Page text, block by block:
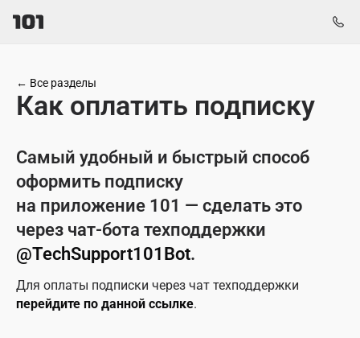
← Все разделы
Как оплатить подписку
Самый удобный и быстрый способ
оформить подписку
на приложение 101 — сделать это
через чат-бота техподдержки
@TechSupport101Bot.
Для оплаты подписки через чат техподдержки
перейдите по данной ссылке.